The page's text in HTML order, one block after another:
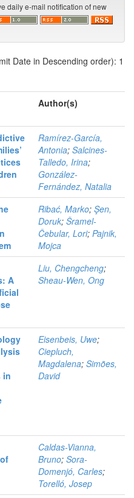
daily e-mail notification of new
Date in Descending order): 1
Author(s)
Ramírez-García,
Antonia; Salcines-
Talledo, Irina;
González-
Fernández, Natalia
Ribać, Marko; Şen,
Doruk; Šramel-
Čebular, Lori; Pajnik,
Mojca
A
Liu, Chengcheng;
Sheau-Wen, Ong
in
Eisenbeis, Uwe;
Ciepluch,
Magdalena; Simões,
David
Caldas-Vianna,
Bruno; Sora-
Domenjó, Carles;
Torelló, Josep